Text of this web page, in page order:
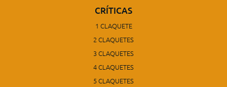
CRÍTICAS
1 CLAQUETE
2 CLAQUETES
3 CLAQUETES
4 CLAQUETES
5 CLAQUETES